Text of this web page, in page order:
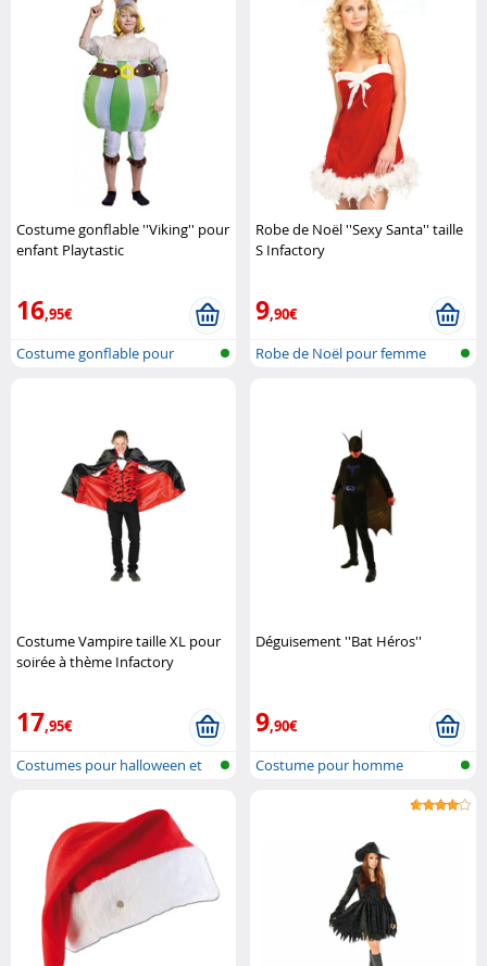
Costume gonflable ''Viking'' pour
enfant Playtastic
16,95€
Costume gonflable pour
Robe de Noël ''Sexy Santa'' taille
S Infactory
9,90€
Robe de Noël pour femme
Costume Vampire taille XL pour
soirée à thème Infactory
17,95€
Costumes pour halloween et
Déguisement ''Bat Héros''
9,90€
Costume pour homme